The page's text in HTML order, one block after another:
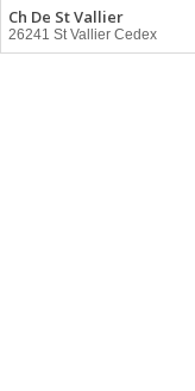
Ch De St Vallier
26241 St Vallier Cedex